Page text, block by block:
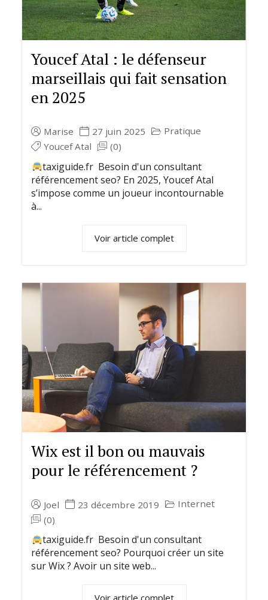
Youcef Atal : le défenseur
marseillais qui fait sensation
en 2025
Marise 27 juin 2025
Pratique
Youcef Atal
(0)
taxiguide.fr Besoin d'un consultant
référencement seo? En 2025, Youcef Atal
s’impose comme un joueur incontournable
à...
Voir article complet
Wix est il bon ou mauvais
pour le référencement ?
Joel 23 décembre 2019
Internet
(0)
taxiguide.fr Besoin d'un consultant
référencement seo? Pourquoi créer un site
sur Wix ? Avoir un site web...